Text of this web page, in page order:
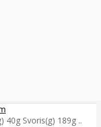
40g Svoris(g) 189g ..